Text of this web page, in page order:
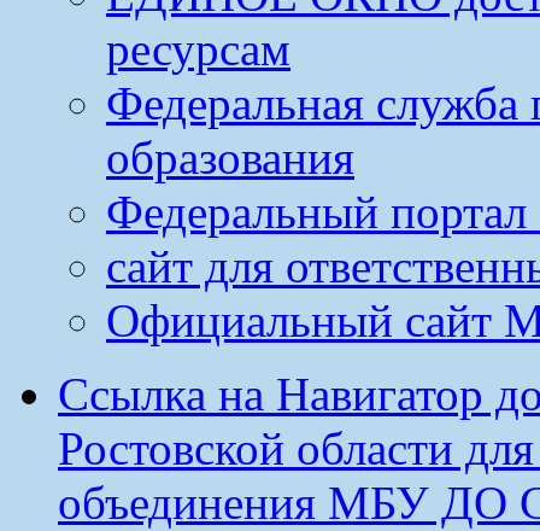
ресурсам
Федеральная служба
образования
Федеральный портал
сайт для
Официальный сайт
Ссылка на Навигатор
Ростовской области
объединения МБУ ДО